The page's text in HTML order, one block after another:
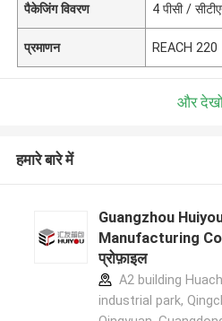
पैकेजिंग विवरण 4 पीसी /
प्रमाणन REACH 220
और
हमारे बारे में
Guangzhou
Manufacturing Co.,
प्रोफ़ाइल
A2 building
industrial park,